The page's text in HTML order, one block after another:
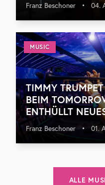
Franz Beschoner • 04.
MUSIC
TIMMY
BEIM
ENTHÜLLT
Franz Beschoner • 01.
ALLE